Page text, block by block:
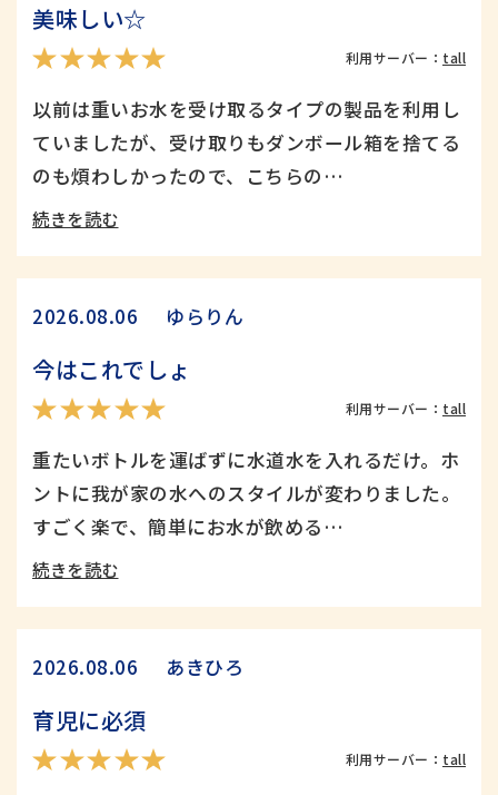
美味しい☆
利用サーバー： tall
以前は重いお水を受け取るタイプの製品を利用し
ていましたが、受け取りもダンボール箱を捨てる
のも煩わしかったので、こちらの…
続きを読む
2026.08.06 ゆらりん
今はこれでしょ
利用サーバー： tall
重たいボトルを運ばずに水道水を入れるだけ。ホ
ントに我が家の水へのスタイルが変わりました。
すごく楽で、簡単にお水が飲める…
続きを読む
2026.08.06 あきひろ
育児に必須
利用サーバー： tall